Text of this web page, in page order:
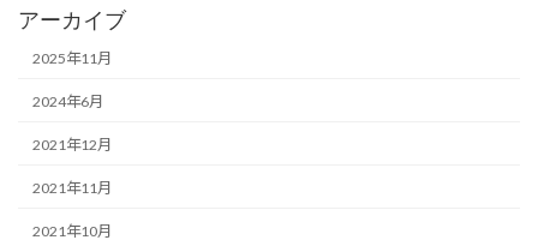
アーカイブ
2025年11月
2024年6月
2021年12月
2021年11月
2021年10月